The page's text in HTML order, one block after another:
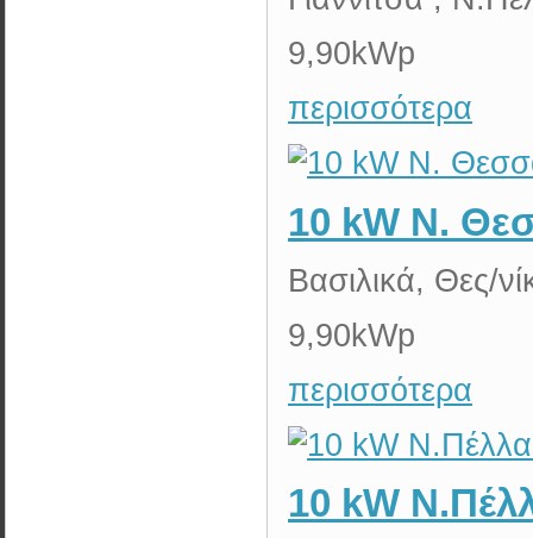
9,90kWp
περισσότερα
10 kW Ν.
Βασιλικά, Θες/
9,90kWp
περισσότερα
10 kW